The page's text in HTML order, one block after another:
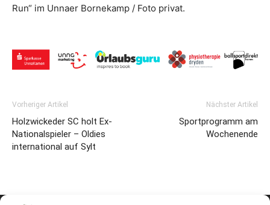
Run“ im Unnaer Bornekamp / Foto privat.
Vorheriger Artikel
Holzwickeder SC holt Ex-
Nationalspieler – Oldies
international auf Sylt
Nächster Artikel
Sportprogramm am
Wochenende